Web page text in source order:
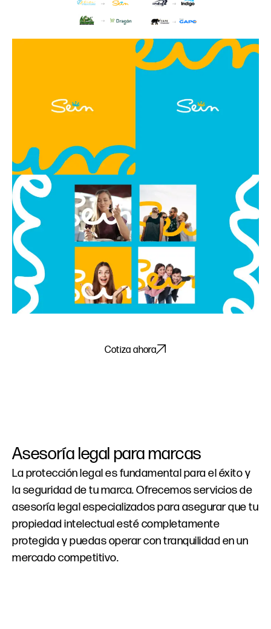
Cotiza ahora
Asesoría legalparamarcas
La protección legal es fundamental para el éxito y
la seguridad de tu marca. Ofrecemos servicios de
asesoría legal especializados para asegurar que tu
propiedad intelectual esté completamente
protegida y puedas operar con tranquilidad en un
mercado competitivo.